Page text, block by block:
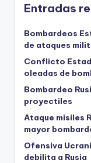
Entradas
Bombardeos
de ataques
Conflicto
oleadas de
Bombardeo
proyectiles
Ataque misiles
mayor
Ofensiva
debilita a Rusia